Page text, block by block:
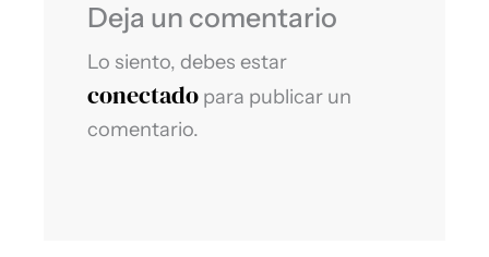
Deja un comentario
Lo siento, debes estar
conectado para publicar un
comentario.